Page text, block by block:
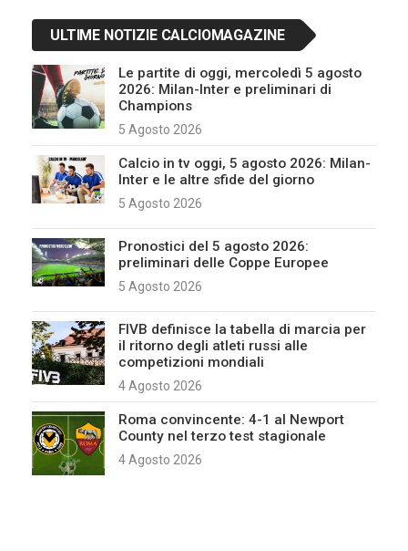
ULTIME NOTIZIE CALCIOMAGAZINE
Le partite di oggi, mercoledì 5 agosto
2026: Milan-Inter e preliminari di
Champions
5 Agosto 2026
Calcio in tv oggi, 5 agosto 2026: Milan-
Inter e le altre sfide del giorno
5 Agosto 2026
Pronostici del 5 agosto 2026:
preliminari delle Coppe Europee
5 Agosto 2026
FIVB definisce la tabella di marcia per
il ritorno degli atleti russi alle
competizioni mondiali
4 Agosto 2026
Roma convincente: 4-1 al Newport
County nel terzo test stagionale
4 Agosto 2026